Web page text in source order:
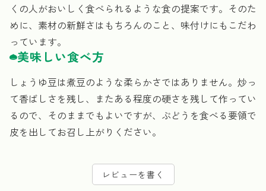
くの人がおいしく食べられるような食の提案です。そのた
めに、素材の新鮮さはもちろんのこと、味付けにもこだわ
っています。
美味しい食べ方
しょうゆ豆は煮豆のような柔らかさではありません。炒っ
て香ばしさを残し、またある程度の硬さを残して作ってい
るので、そのままでもよいですが、ぶどうを食べる要領で
皮を出してお召し上がりください。
レビューを書く